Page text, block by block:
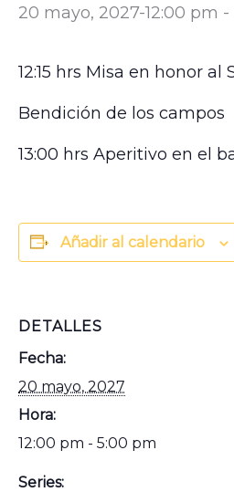
20 mayo, 2027-12:00 pm -
12:15 hrs Misa en honor al
Bendición de los campos
13:00 hrs Aperitivo en el
Añadir al calendario
DETALLES
Fecha:
20 mayo, 2027
Hora:
12:00 pm - 5:00 pm
Series: